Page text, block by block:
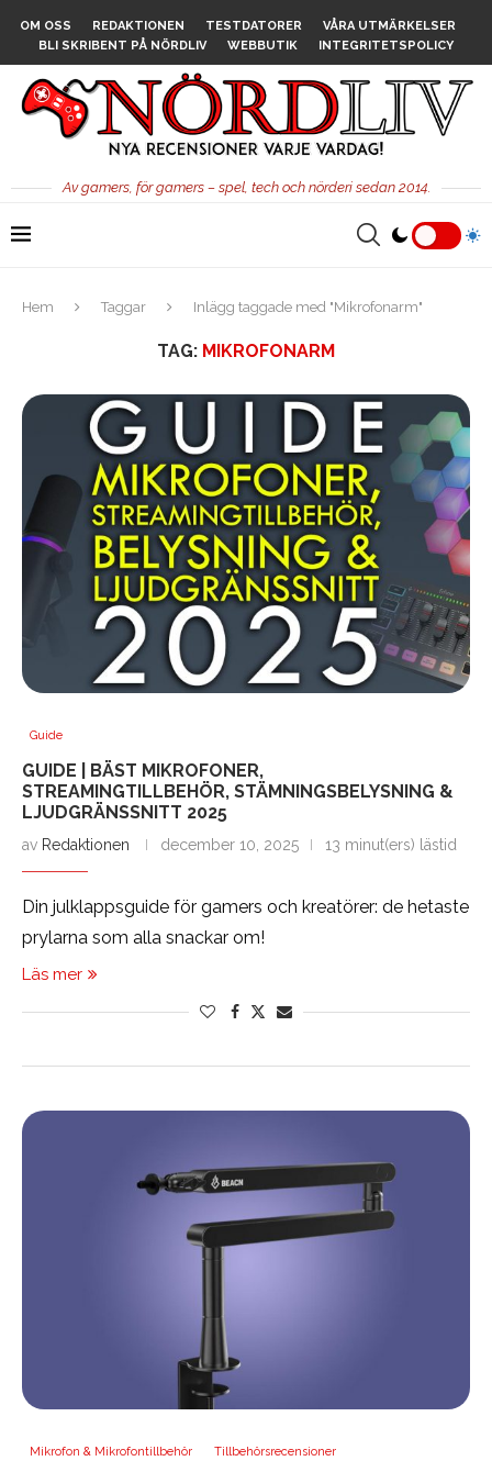
OM OSS REDAKTIONEN TESTDATORER
VÅRA UTMÄRKELSER
BLI SKRIBENT PÅ NÖRDLIV
WEBBUTIK INTEGRITETSPOLICY
Av gamers, för gamers – spel, tech och nörderi sedan 2014.
Hem Taggar Inlägg taggade med "Mikrofonarm"
TAG: MIKROFONARM
Guide
GUIDE | BÄST MIKROFONER,
STREAMINGTILLBEHÖR, STÄMNINGSBELYSNING &
LJUDGRÄNSSNITT 2025
av Redaktionen december 10, 2025 13 minut(ers) lästid
Din julklappsguide för gamers och kreatörer: de hetaste
prylarna som alla snackar om!
Läs mer
Mikrofon & Mikrofontillbehör Tillbehörsrecensioner